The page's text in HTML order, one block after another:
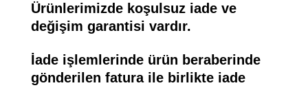
Ürünlerimizde koşulsuz iade ve
değişim garantisi vardır.
İade işlemlerinde ürün beraberinde
gönderilen fatura ile birlikte iade